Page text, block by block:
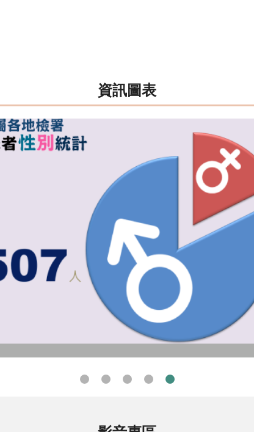
資訊圖表
臺灣高等檢察署所屬各地檢署執行判決有罪者性別統計